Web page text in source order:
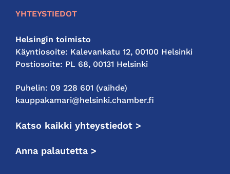
YHTEYSTIEDOT
Helsingin toimisto
Käyntiosoite: Kalevankatu 12, 00100 Helsinki
Postiosoite: PL 68, 00131 Helsinki
Puhelin: 09 228 601 (vaihde)
kauppakamari@helsinki.chamber.fi
Katso kaikki yhteystiedot >
Anna palautetta >